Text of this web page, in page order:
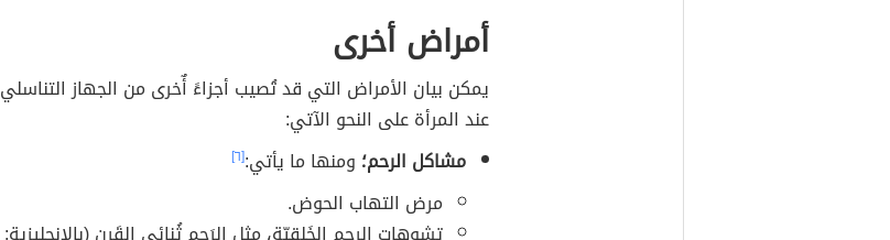
أمراض أخرى
يمكن بيان الأمراض التي قد تُصيب أجزاءً أٌخرى من الجهاز التناسلي
عند المرأة على النحو الآتي:
مشاكل الرحم؛ ومنها ما يأتي:[٦]
مرض التهاب الحوض.